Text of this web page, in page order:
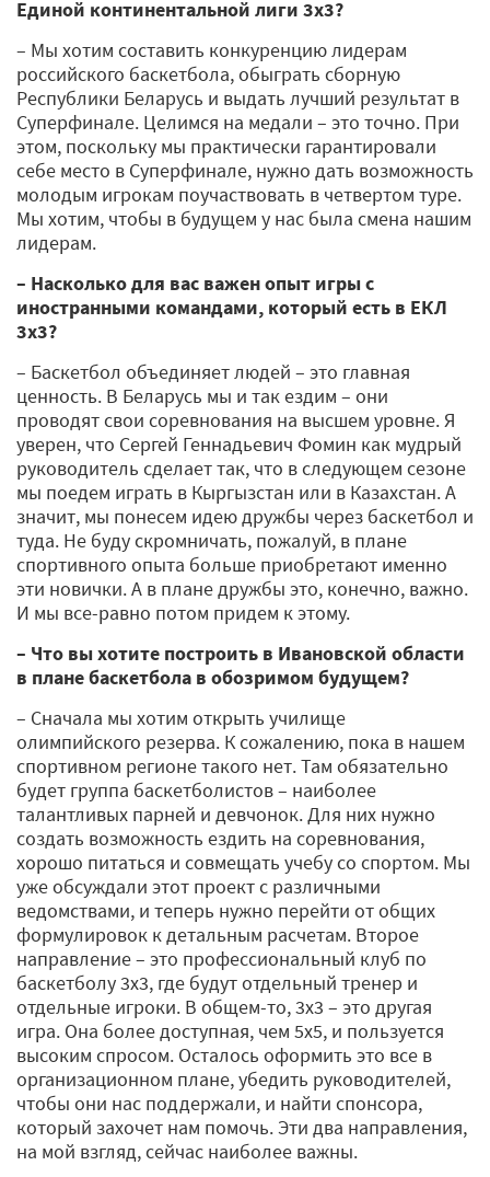
Единой континентальной лиги 3х3?
– Мы хотим составить конкуренцию лидерам
российского баскетбола, обыграть сборную
Республики Беларусь и выдать лучший результат в
Суперфинале. Целимся на медали – это точно. При
этом, поскольку мы практически гарантировали
себе место в Суперфинале, нужно дать возможность
молодым игрокам поучаствовать в четвертом туре.
Мы хотим, чтобы в будущем у нас была смена нашим
лидерам.
– Насколько для вас важен опыт игры с
иностранными командами, который есть в ЕКЛ
3х3?
– Баскетбол объединяет людей – это главная
ценность. В Беларусь мы и так ездим – они
проводят свои соревнования на высшем уровне. Я
уверен, что Сергей Геннадьевич Фомин как мудрый
руководитель сделает так, что в следующем сезоне
мы поедем играть в Кыргызстан или в Казахстан. А
значит, мы понесем идею дружбы через баскетбол и
туда. Не буду скромничать, пожалуй, в плане
спортивного опыта больше приобретают именно
эти новички. А в плане дружбы это, конечно, важно.
И мы все-равно потом придем к этому.
– Что вы хотите построить в Ивановской области
в плане баскетбола в обозримом будущем?
– Сначала мы хотим открыть училище
олимпийского резерва. К сожалению, пока в нашем
спортивном регионе такого нет. Там обязательно
будет группа баскетболистов – наиболее
талантливых парней и девчонок. Для них нужно
создать возможность ездить на соревнования,
хорошо питаться и совмещать учебу со спортом. Мы
уже обсуждали этот проект с различными
ведомствами, и теперь нужно перейти от общих
формулировок к детальным расчетам. Второе
направление – это профессиональный клуб по
баскетболу 3х3, где будут отдельный тренер и
отдельные игроки. В общем-то, 3х3 – это другая
игра. Она более доступная, чем 5х5, и пользуется
высоким спросом. Осталось оформить это все в
организационном плане, убедить руководителей,
чтобы они нас поддержали, и найти спонсора,
который захочет нам помочь. Эти два направления,
на мой взгляд, сейчас наиболее важны.